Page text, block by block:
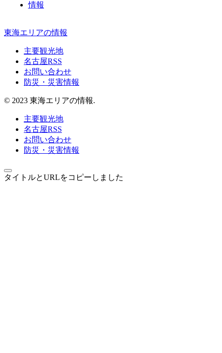
情報
東海エリアの情報
主要観光地
名古屋RSS
お問い合わせ
防災・災害情報
© 2023 東海エリアの情報.
主要観光地
名古屋RSS
お問い合わせ
防災・災害情報
タイトルとURLをコピーしました